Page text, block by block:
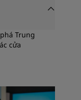
Trung
cửa